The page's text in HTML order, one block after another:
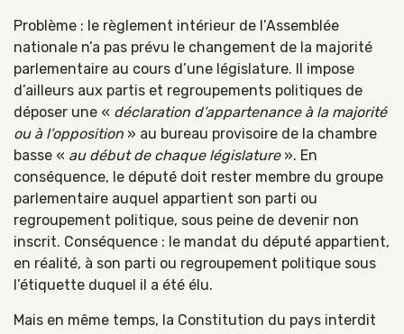
Problème : le règlement intérieur de l’Assemblée
nationale n’a pas prévu le changement de la majorité
parlementaire au cours d’une législature. Il impose
d’ailleurs aux partis et regroupements politiques de
déposer une « déclaration d’appartenance à la majorité
ou à l’opposition » au bureau provisoire de la chambre
basse « au début de chaque législature». En
conséquence, le député doit rester membre du groupe
parlementaire auquel appartient son parti ou
regroupement politique, sous peine de devenir non
inscrit. Conséquence : le mandat du député appartient,
en réalité, à son parti ou regroupement politique sous
l’étiquette duquel il a été élu.
Mais en même temps, la Constitution du pays interdit